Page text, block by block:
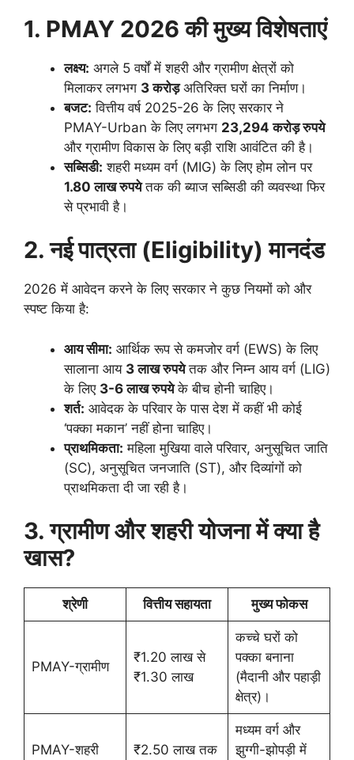
1. PMAY 2026 की मुख्य विशेषताएं
लक्ष्य: अगले 5 वर्षों में शहरी और ग्रामीण क्षेत्रों को
मिलाकर लगभग 3 करोड़अतिरिक्त घरों का निर्माण।
बजट: वित्तीय वर्ष 2025-26 के लिए सरकार ने
PMAY-Urban के लिए लगभग 23,294 करोड़ रुपये
और ग्रामीण विकास के लिए बड़ी राशि आवंटित की है।
सब्सिडी: शहरी मध्यम वर्ग (MIG) के लिए होम लोन पर
1.80 लाख रुपयेतक की ब्याज सब्सिडी की व्यवस्था फिर
से प्रभावी है।
2. नई पात्रता (Eligibility) मानदंड
​2026 में आवेदन करने के लिए सरकार ने कुछ नियमों को और
स्पष्ट किया है:
आय सीमा: आर्थिक रूप से कमजोर वर्ग (EWS) के लिए
सालाना आय 3 लाख रुपयेतक और निम्न आय वर्ग (LIG)
के लिए 3-6 लाख रुपयेके बीच होनी चाहिए।
शर्त: आवेदक के परिवार के पास देश में कहीं भी कोई
‘पक्का मकान’ नहीं होना चाहिए।
प्राथमिकता: महिला मुखिया वाले परिवार, अनुसूचित जाति
(SC), अनुसूचित जनजाति (ST), और दिव्यांगों को
प्राथमिकता दी जा रही है।
3. ग्रामीण और शहरी योजना में क्या है
खास?
श्रेणी वित्तीय सहायता मुख्य फोकस
PMAY-ग्रामीण
₹1.20 लाख से
₹1.30 लाख
कच्चे घरों को
पक्का बनाना
(मैदानी और पहाड़ी
क्षेत्र)।
PMAY-शहरी
₹2.50 लाख तक
मध्यम वर्ग और
झुग्गी-झोपड़ी में